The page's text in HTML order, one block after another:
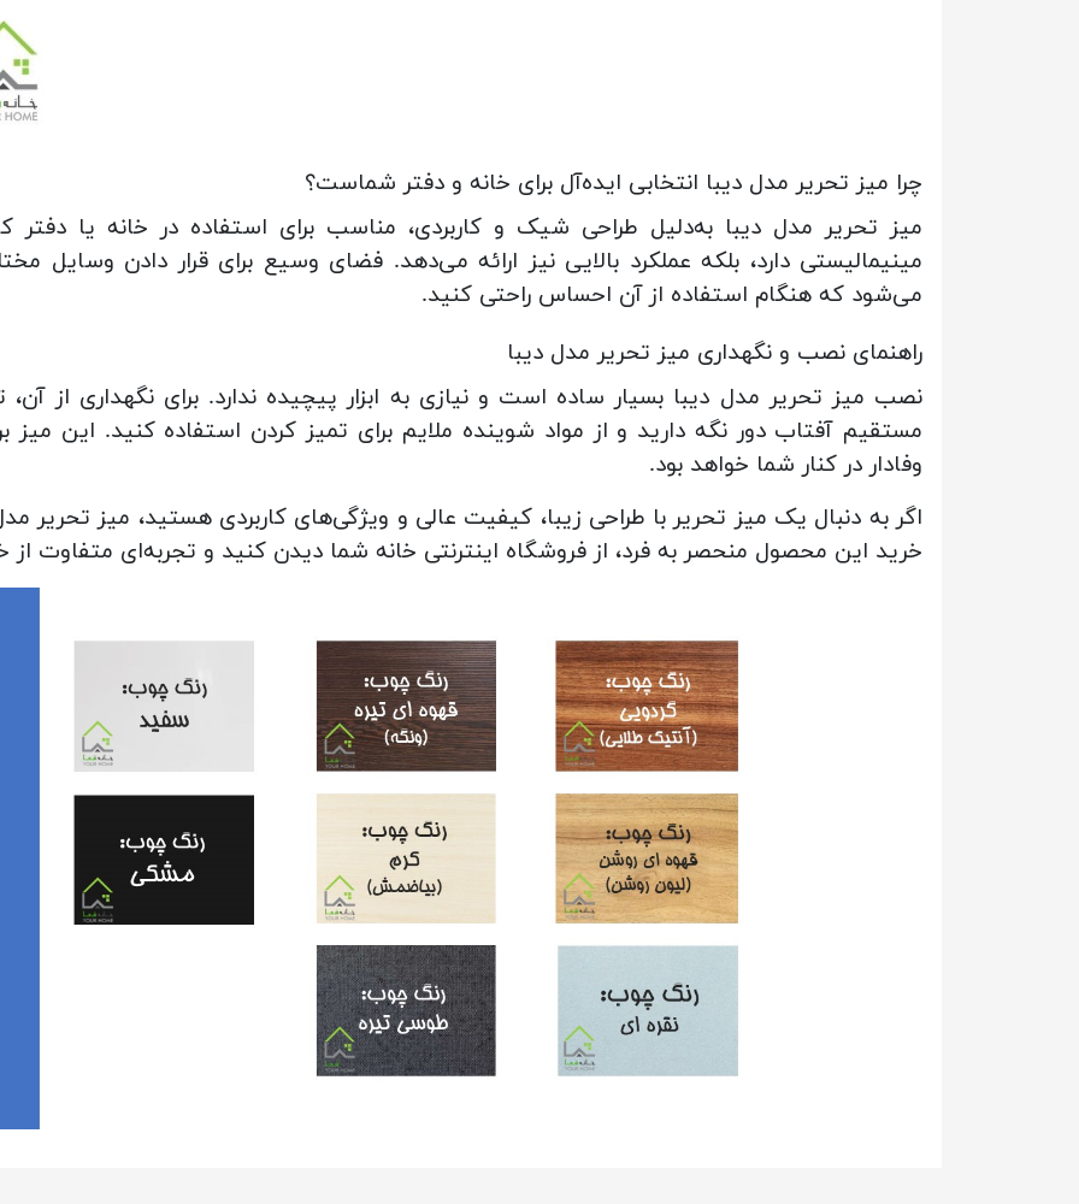
چرا میز تحریر مدل دیبا انتخابی ایده‌آل برای خانه و دفتر شماست؟
میز تحریر مدل دیبا به‌دلیل طراحی شیک و کاربردی، مناسب برای استفاده در خانه یا دفتر
مینیمالیستی دارد، بلکه عملکرد بالایی نیز ارائه می‌دهد. فضای وسیع برای قرار دادن وسایل
می‌شود که هنگام استفاده از آن احساس راحتی کنید.
راهنمای نصب و نگهداری میز تحریر مدل دیبا
نصب میز تحریر مدل دیبا بسیار ساده است و نیازی به ابزار پیچیده ندارد. برای نگهداری از
مستقیم آفتاب دور نگه دارید و از مواد شوینده ملایم برای تمیز کردن استفاده کنید. این
وفادار در کنار شما خواهد بود.
اگر به دنبال یک میز تحریر با طراحی زیبا، کیفیت عالی و ویژگی‌های کاربردی هستید، میز تحریر
خرید این محصول منحصر به فرد، از فروشگاه اینترنتی خانه شما دیدن کنید و تجربه‌ای متفاوت از